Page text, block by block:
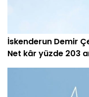
İskenderun Demir
Net kâr yüzde 203